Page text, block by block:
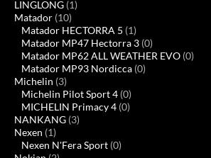
LINGLONG (1)
Matador (10)
Matador HECTORRA 5 (1)
Matador MP47 Hectorra 3 (0)
Matador MP62 ALL WEATHER EVO (0)
Matador MP93 Nordicca (0)
Michelin (3)
Michelin Pilot Sport 4 (0)
MICHELIN Primacy 4 (0)
NANKANG (3)
Nexen (1)
Nexen N'Fera Sport (0)